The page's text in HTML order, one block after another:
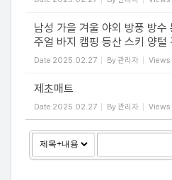
남성 가을 겨울 야외 방풍 방수
주얼 바지 캠핑 등산 스키 양털
Date 2025.02.27 By관리자 Views
제초매트
Date 2025.02.27 By관리자 Views